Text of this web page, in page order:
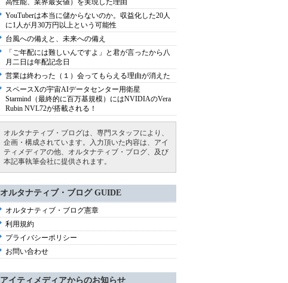
高性能、業界最安値）を実現した理由
YouTuberは本当に儲からないのか。収益化した20人
に1人が月30万円以上という可能性
台風への備えと、未来への備え
「ご年配には難しいんですよ」と君が言ったから八
月二日は年配記念日
営業は終わった（１）会ってもらえる理由が消えた
スペースXの宇宙AIデータセンター用衛星
Starmind（最終的に百万基規模）にはNVIDIAのVera
Rubin NVL72が搭載される！
オルタナティブ・ブログは、専門スタッフにより、
企画・構成されています。入力頂いた内容は、アイ
ティメディアの他、オルタナティブ・ブログ、及び
本記事執筆会社に提供されます。
オルタナティブ・ブログ GUIDE
オルタナティブ・ブログ憲章
利用規約
プライバシーポリシー
お問い合わせ
アイティメディアからのお知らせ